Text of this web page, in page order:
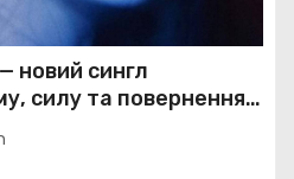
новий сингл
силу та повернення